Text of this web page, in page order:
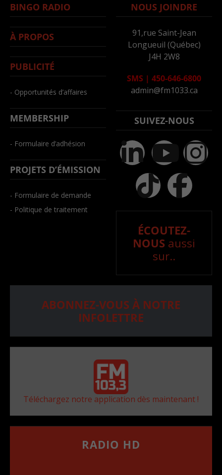
BINGO RADIO
À PROPOS
PUBLICITÉ
- Opportunités d’affaires
MEMBERSHIP
- Formulaire d’adhésion
PROJETS D’ÉMISSION
- Formulaire de demande
- Politique de traitement
NOUS JOINDRE
91,rue Saint-Jean
Longueuil (Québec)
J4H 2W8
SMS | 450-646-6800
admin@fm1033.ca
SUIVEZ-NOUS
ÉCOUTEZ-
NOUS aussi
sur..
ABONNEZ-VOUS À NOTRE
INFOLETTRE
Téléchargez notre application dès maintenant !
RADIO HD